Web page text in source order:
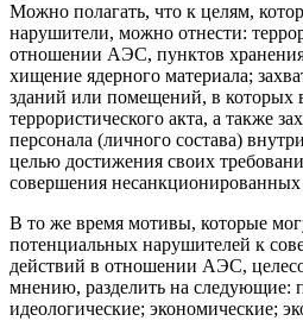
Можно полагать, что к целям,
нарушители, можно отнести:
отношении АЭС, пунктов
хищение ядерного материала;
зданий или помещений, в которых
террористического акта, а также
персонала (личного состава)
целью достижения своих
совершения несанкционированных
В то же время мотивы, которые
потенциальных нарушителей к
действий в отношении АЭС,
мнению, разделить на следующие:
идеологические; экономические;